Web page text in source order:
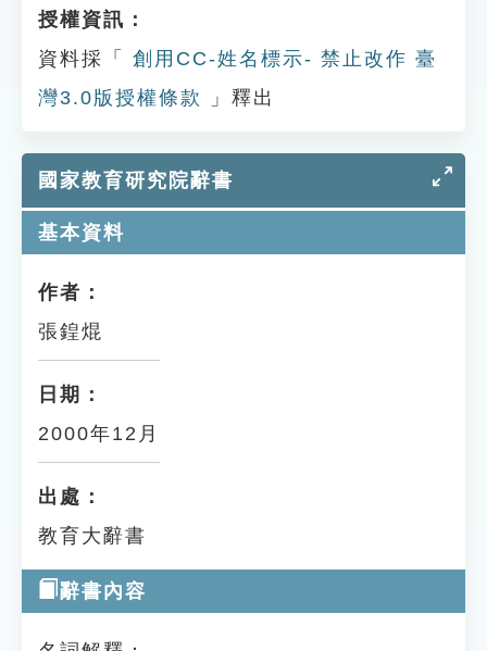
授權資訊：
資料採「
創用CC-姓名標示- 禁止改作 臺
灣3.0版授權條款
」釋出
國家教育研究院辭書
基本資料
作者：
張鍠焜
日期：
2000年12月
出處：
教育大辭書
辭書內容